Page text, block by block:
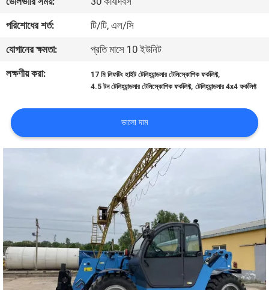
নিয়ন্ত্রণ
সাইট
ম্যাপ
PRIVACY
POLICY
পরিশোধের শর্ত:
টি/টি, এল/সি
যোগানের ক্ষমতা:
প্রতি মাসে 10 ইউনিট
লক্ষণীয় করা:
17 মি লিফটিং হাইট টেলিহ্যান্ডলার টেলিস্কোপিক ফর্কলিফ্ট,
4.5 টন টেলিহ্যান্ডলার টেলিস্কোপিক ফর্কলিফ্ট,টেলিহ্যান্ডলার 4x4 ফর্কলিফ্ট
ভালো দাম